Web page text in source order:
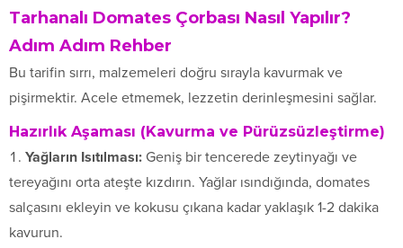
Tarhanalı Domates Çorbası Nasıl Yapılır?
Adım Adım Rehber
Bu tarifin sırrı, malzemeleri doğru sırayla kavurmak ve
pişirmektir. Acele etmemek, lezzetin derinleşmesini sağlar.
Hazırlık Aşaması (Kavurma ve Pürüzsüzleştirme)
Yağların Isıtılması: Geniş bir tencerede zeytinyağı ve
tereyağını orta ateşte kızdırın. Yağlar ısındığında, domates
salçasını ekleyin ve kokusu çıkana kadar yaklaşık 1-2 dakika
kavurun.